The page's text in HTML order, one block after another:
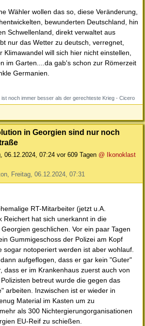
Wähler wollen das so, diese Veränderung,
bewunderten Deutschland, hin
Schwellenland, direkt verwaltet aus
nur das Wetter zu deutsch, verregnet,
Klimawandel will sich hier nicht einstellen,
im Garten....da gab's schon zur Römerzeit
Germanien.
noch immer besser als der gerechteste Krieg - Cicero
in Georgien sind nur noch
06.12.2024, 07:24 vor 609 Tagen @ Ikonoklast
Freitag, 06.12.2024, 07:31
RT-Mitarbeiter (jetzt u.A.
Reichert hat sich unerkannt in die
geschlichen. Vor ein paar Tagen
Gummigeschoss der Polizei am Kopf
sogar notoperiert werden ist aber wohlauf.
aufgeflogen, dass er gar kein "Guter"
dass er im Krankenhaus zuerst auch von
betreut wurde die gegen das
arbeiten. Inzwischen ist er wieder in
Material im Kasten um zu
als 300 Nichtergierungorganisationen
EU-Reif zu schießen.